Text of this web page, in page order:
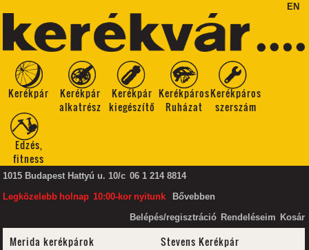
EN
Kerékpár
Kerékpár
alkatrész
Kerékpár
kiegészítő
Kerékpáros
Ruházat
Kerékpáros
szerszám
Edzés,
fitness
1015 Budapest Hattyú u. 10/c 06 1 214 8814
Legközelebb holnap 10:00-kor nyitunk
Bővebben
Belépés/regisztráció Rendeléseim Kosár
Merida kerékpárok
Stevens Kerékpár